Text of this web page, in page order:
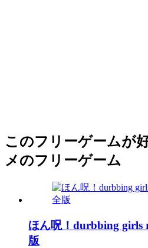
このフリーゲームが
メのフリーゲーム
ほん呪！durbbing girls
版